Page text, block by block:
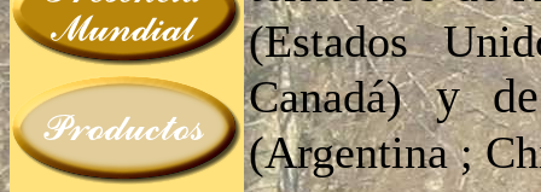
(Estados
Canadá)y de
(Argentina ;